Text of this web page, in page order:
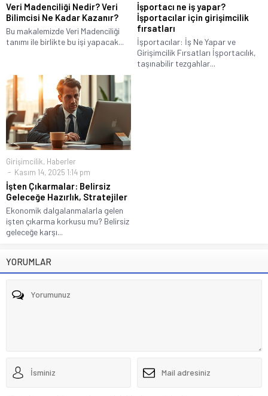
Veri Madenciliği Nedir? Veri
Bilimcisi Ne Kadar Kazanır?
Bu makalemizde Veri Madenciliği
tanımı ile birlikte bu işi yapacak...
İşportacı ne iş yapar?
İşportacılar için girişimcilik
fırsatları
İşportacılar: İş Ne Yapar ve
Girişimcilik Fırsatları İşportacılık,
taşınabilir tezgahlar...
Girişimcilik, Haberler
Kasım 14, 2025 1:14 pm
İşten Çıkarmalar: Belirsiz
Geleceğe Hazırlık, Stratejiler
Ekonomik dalgalanmalarla gelen
işten çıkarma korkusu mu? Belirsiz
geleceğe karşı...
YORUMLAR